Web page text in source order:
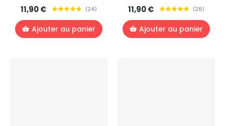
11,90 € (24)
Ajouter au panier
11,90 € (28)
Ajouter au panier